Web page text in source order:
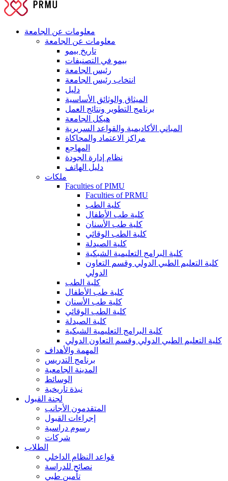
معلومات عن الجامعة
معلومات عن الجامعة
تاريخ بيمو
بيمو في التصنيفات
رئيس الجامعة
انتخاب رئيس الجامعة
دليل
الميثاق والوثائق الأساسية
برنامج التطوير ونتائج العمل
هيكل الجامعة
المباني الأكاديمية والقواعد السريرية
مراكز الاعتماد والمحاكاة
المهاجع
نظام إدارة الجودة
دليل الهاتف
ملكات
Faculties of PIMU
Faculties of PRMU
كلية الطب
كلية طب الأطفال
كلية طب الأسنان
كلية الطب الوقائي
كلية الصيدلة
كلية البرامج التعليمية الشبكية
كلية التعليم الطبي الدولي وقسم التعاون
الدولي
كلية الطب
كلية طب الأطفال
كلية طب الأسنان
كلية الطب الوقائي
كلية الصيدلة
كلية البرامج التعليمية الشبكية
كلية التعليم الطبي الدولي وقسم التعاون الدولي
المهمة والأهداف
برنامج التدريس
المدينة الجامعية
الوسائط
نبذة تاريخية
لجنة القبول
المتقدمون الأجانب
إجراءات القبول
رسوم دراسية
شركات
الطلاب
قواعد النظام الداخلي
نصائح للدراسة
تأمين طبي